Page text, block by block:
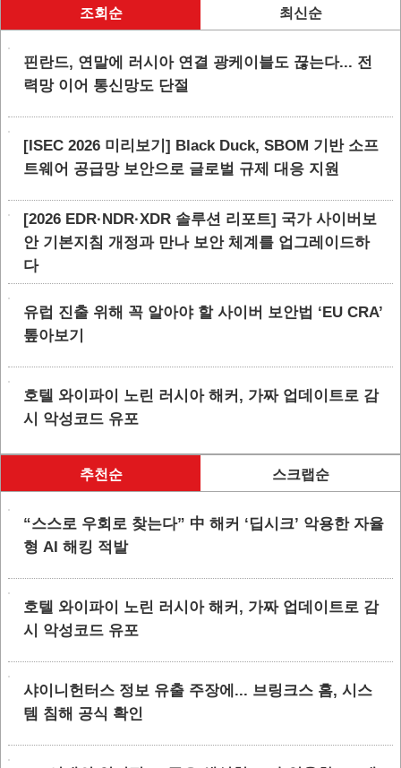
조회순 최신순
핀란드, 연말에 러시아 연결 광케이블도 끊는다... 전
력망 이어 통신망도 단절
[ISEC 2026 미리보기] Black Duck, SBOM 기반 소프
트웨어 공급망 보안으로 글로벌 규제 대응 지원
[2026 EDR·NDR·XDR 솔루션 리포트] 국가 사이버보
안 기본지침 개정과 만나 보안 체계를 업그레이드하
다
유럽 진출 위해 꼭 알아야 할 사이버 보안법 ‘EU CRA’
톺아보기
호텔 와이파이 노린 러시아 해커, 가짜 업데이트로 감
시 악성코드 유포
추천순 스크랩순
“스스로 우회로 찾는다” 中 해커 ‘딥시크’ 악용한 자율
형 AI 해킹 적발
호텔 와이파이 노린 러시아 해커, 가짜 업데이트로 감
시 악성코드 유포
샤이니헌터스 정보 유출 주장에... 브링크스 홈, 시스
템 침해 공식 확인